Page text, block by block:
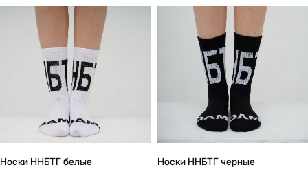
Носки ННБТГ белые
Носки ННБТГ черные